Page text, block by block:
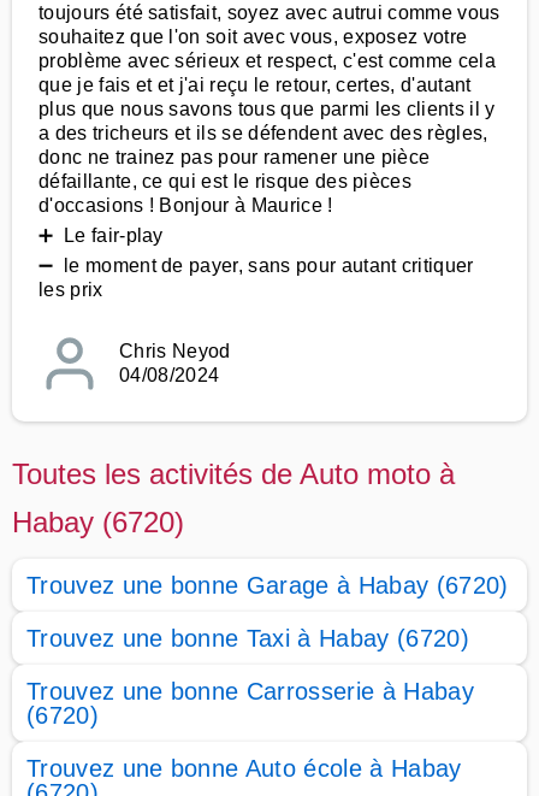
toujours été satisfait, soyez avec autrui comme vous
souhaitez que l'on soit avec vous, exposez votre
problème avec sérieux et respect, c'est comme cela
que je fais et et j'ai reçu le retour, certes, d'autant
plus que nous savons tous que parmi les clients il y
a des tricheurs et ils se défendent avec des règles,
donc ne trainez pas pour ramener une pièce
défaillante, ce qui est le risque des pièces
d'occasions ! Bonjour à Maurice !
➕ Le fair-play
➖ le moment de payer, sans pour autant critiquer
les prix
Chris Neyod
04/08/2024
Toutes les activités de Auto moto à
Habay (6720)
Trouvez une bonne Garage à Habay (6720)
Trouvez une bonne Taxi à Habay (6720)
Trouvez une bonne Carrosserie à Habay
(6720)
Trouvez une bonne Auto école à Habay